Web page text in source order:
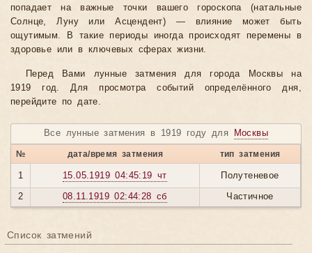
попадает на важные точки вашего гороскопа (натальные
Солнце, Луну или Асцендент) — влияние может быть
ощутимым. В такие периоды иногда происходят перемены в
здоровье или в ключевых сферах жизни.
Перед Вами лунные затмения для города Москвы на
1919 год. Для просмотра событий определённого дня,
перейдите по дате.
Все лунные затмения в 1919 году для Москвы
№ дата/время затмения тип затмения
1 15.05.1919 04:45:19 чт
Полутеневое
2
08.11.1919 02:44:28 сб Частичное
Список затмений